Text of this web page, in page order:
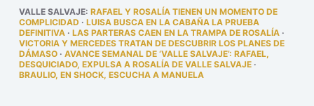
VALLE SALVAJE: RAFAEL Y ROSALÍA TIENEN UN MOMENTO DE
COMPLICIDAD · LUISA BUSCA EN LA CABAÑA LA PRUEBA
DEFINITIVA· LAS PARTERAS CAEN EN LA TRAMPA DE ROSALÍA·
VICTORIA Y MERCEDES TRATAN DE DESCUBRIR LOS PLANES DE
DÁMASO· AVANCE SEMANAL DE ‘VALLE SALVAJE’: RAFAEL,
DESQUICIADO, EXPULSA A ROSALÍA DE VALLE SALVAJE·
BRAULIO, EN SHOCK, ESCUCHA A MANUELA